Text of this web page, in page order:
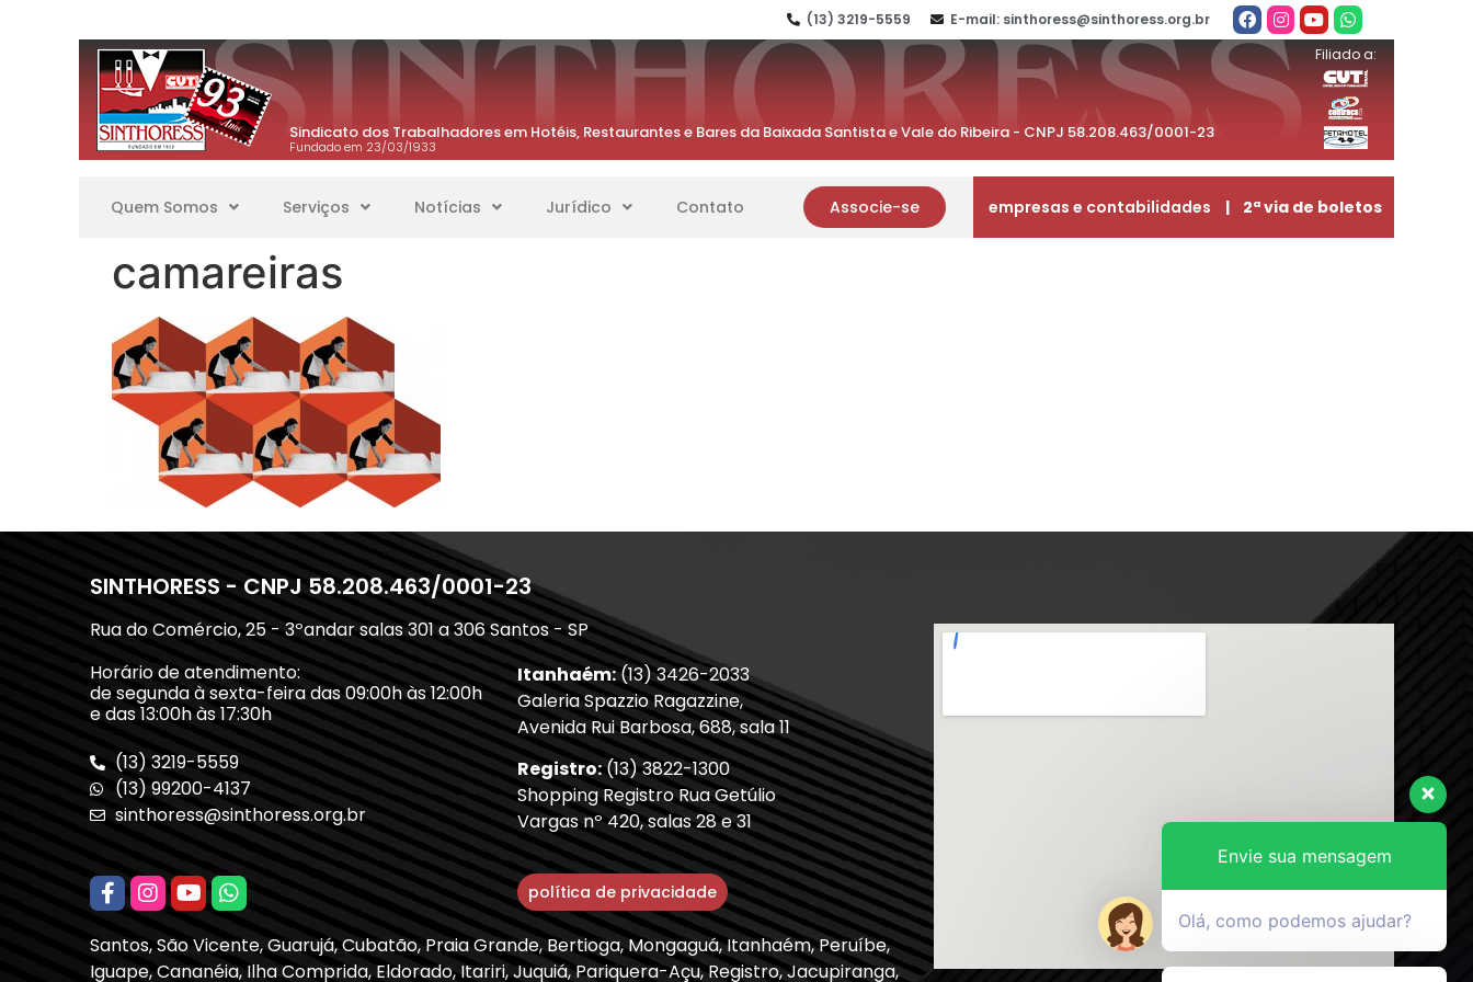
(13) 3219-5559 E-mail: sinthoress@sinthoress.org.br
Sindicato dos Trabalhadores em Hotéis, Restaurantes e Bares da Baixada Santista e Vale do Ribeira - CNPJ 58.208.463/0001-23
Fundado em 23/03/1933
Filiado a:
Quem Somos Serviços Notícias Jurídico Contato Associe-se empresas e contabilidades | 2ª via de boletos
camareiras
SINTHORESS - CNPJ 58.208.463/0001-23
Rua do Comércio, 25 - 3ºandar salas 301 a 306 Santos - SP
Horário de atendimento:
de segunda à sexta-feira das 09:00h às 12:00h
e das 13:00h às 17:30h
(13) 3219-5559
(13) 99200-4137
sinthoress@sinthoress.org.br
Itanhaém:(13) 3426-2033
Galeria Spazzio Ragazzine,
Avenida Rui Barbosa, 688, sala 11
Registro:(13) 3822-1300
Shopping Registro Rua Getúlio
Vargas nº 420, salas 28 e 31
política de privacidade
Santos, São Vicente, Guarujá, Cubatão, Praia Grande, Bertioga, Mongaguá, Itanhaém, Peruíbe,
Iguape, Cananéia, Ilha Comprida, Eldorado, Itariri, Juquiá, Pariquera-Açu, Registro, Jacupiranga,
Envie sua mensagem
Olá, como podemos ajudar?